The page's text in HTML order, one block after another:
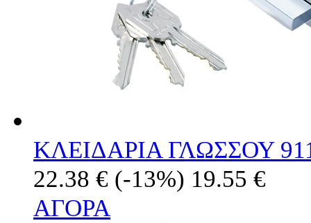
ΚΛΕΙΔΑΡΙΑ ΓΛΩΣΣΟΥ
22.38 € (-13%) 19.55 €
ΑΓΟΡΑ